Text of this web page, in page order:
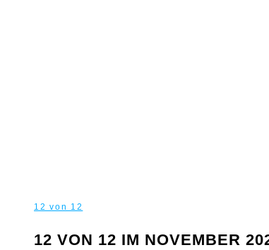
12 von 12
12 VON 12 IM NOVEMBER